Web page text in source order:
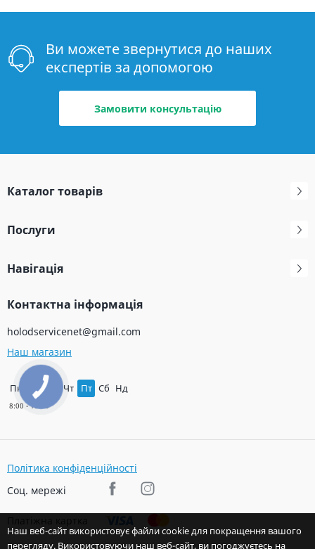
Ви можете звернутися до наших
експертів за допомогою
Замовити консультацію
Каталог товарів
Послуги
Навігація
Контактна інформація
holodservicenet@gmail.com
Наш магазин
Пн Вт Ср Чт Пт Сб Нд
Політика конфіденційності
Соц. мережі
Наш веб-сайт використовує файли cookie для покращення вашого
перегляду. Використовуючи наш веб-сайт, ви погоджуєтесь на
КНОПКА
ЗВ'ЯЗКУ